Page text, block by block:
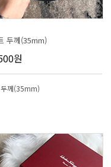
두께(35mm)
원
두께(35mm)